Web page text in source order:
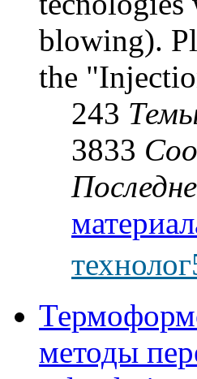
blowing).
the
243
3833
методы